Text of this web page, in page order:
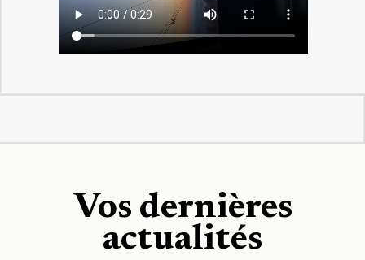
Vos dernières
actualités